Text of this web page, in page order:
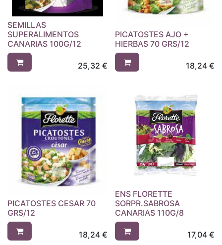
SEMILLAS
SUPERALIMENTOS
CANARIAS 100G/12
25,32 €
PICATOSTES AJO +
HIERBAS 70 GRS/12
18,24 €
PICATOSTES CESAR 70
GRS/12
18,24€
ENS FLORETTE
SORPR.SABROSA
CANARIAS 110G/8
17,04 €